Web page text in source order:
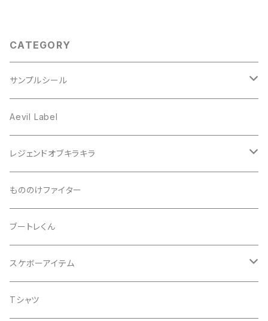
CATEGORY
サンプルシール
プリズム
スクエア
ノイズ
レンチキュラー
箔ホロ
タマムシ
ノーマル
透明
グリッター
蓄光
Aevil Label
レジェンドオブキラキラ
シール
缶バッチ
Tシャツ
バッグ
もののけファイター
ブートレくん
スケボーアイテム
デッキテープ
Tシャツ